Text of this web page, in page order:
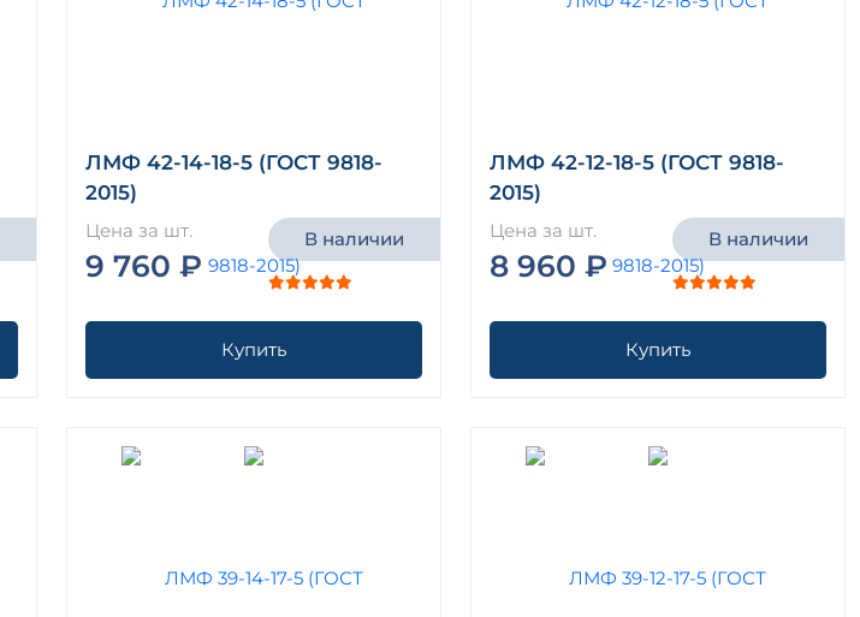
ЛМФ 42-14-18-5 (ГОСТ 9818-
2015)
Цена за шт.
9 760 ₽
В наличии
Купить
ЛМФ 42-12-18-5 (ГОСТ 9818-
2015)
Цена за шт.
8 960 ₽
В наличии
Купить